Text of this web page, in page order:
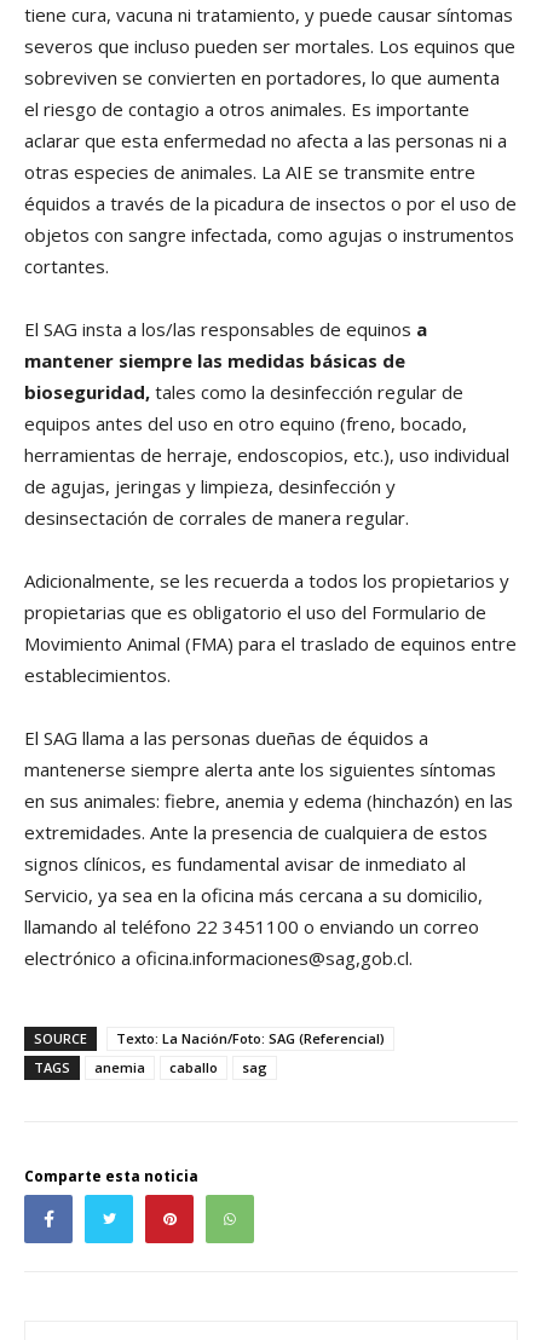
tiene cura, vacuna ni tratamiento, y puede causar síntomas
severos que incluso pueden ser mortales. Los equinos que
sobreviven se convierten en portadores, lo que aumenta
el riesgo de contagio a otros animales. Es importante
aclarar que esta enfermedad no afecta a las personas ni a
otras especies de animales. La AIE se transmite entre
équidos a través de la picadura de insectos o por el uso de
objetos con sangre infectada, como agujas o instrumentos
cortantes.
El SAG insta a los/las responsables de equinos a
mantener siempre las medidas básicas de
bioseguridad, tales como la desinfección regular de
equipos antes del uso en otro equino (freno, bocado,
herramientas de herraje, endoscopios, etc.), uso individual
de agujas, jeringas y limpieza, desinfección y
desinsectación de corrales de manera regular.
Adicionalmente, se les recuerda a todos los propietarios y
propietarias que es obligatorio el uso del Formulario de
Movimiento Animal (FMA) para el traslado de equinos entre
establecimientos.
El SAG llama a las personas dueñas de équidos a
mantenerse siempre alerta ante los siguientes síntomas
en sus animales: fiebre, anemia y edema (hinchazón) en las
extremidades. Ante la presencia de cualquiera de estos
signos clínicos, es fundamental avisar de inmediato al
Servicio, ya sea en la oficina más cercana a su domicilio,
llamando al teléfono 22 3451100 o enviando un correo
electrónico a oficina.informaciones@sag,gob.cl.
SOURCE
Texto: La Nación/Foto: SAG (Referencial)
TAGS
anemia caballo sag
Comparte esta noticia